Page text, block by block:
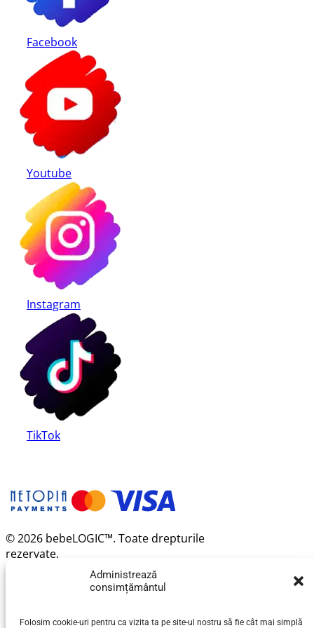
Administrează
consimțământul
Folosim cookie-uri pentru ca vizita ta pe site-ul nostru să fie cât mai simplă
Facebook
Youtube
Instagram
TikTok
© 2026 bebeLOGIC™. Toate drepturile
rezervate.